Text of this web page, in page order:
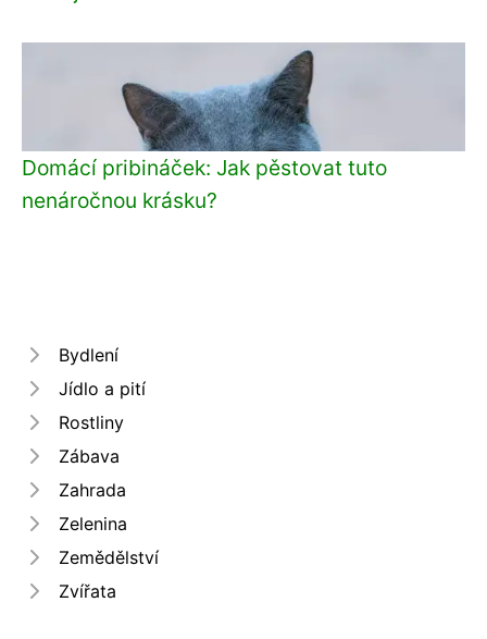
Domácí pribináček: Jak pěstovat tuto
nenáročnou krásku?
Bydlení
Jídlo a pití
Rostliny
Zábava
Zahrada
Zelenina
Zemědělství
Zvířata